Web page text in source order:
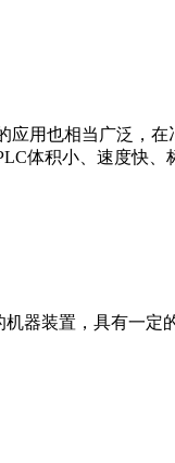
用也相当广泛，
体积小、速度快
器装置，具有一